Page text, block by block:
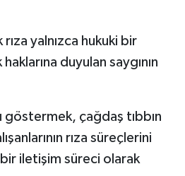
yalnızca hukuki bir
duyulan saygının
göstermek, çağdaş tıbbın
rıza süreçlerini
iletişim süreci olarak